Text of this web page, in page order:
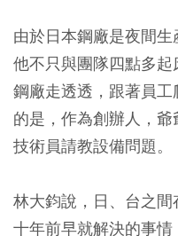
由於日本鋼廠是夜間生
他不只與團隊四點多
鋼廠走透透，跟著員
的是，作為創辦人，
技術員請教設備問題。
林大鈞說，日、台之
十年前早就解決的事